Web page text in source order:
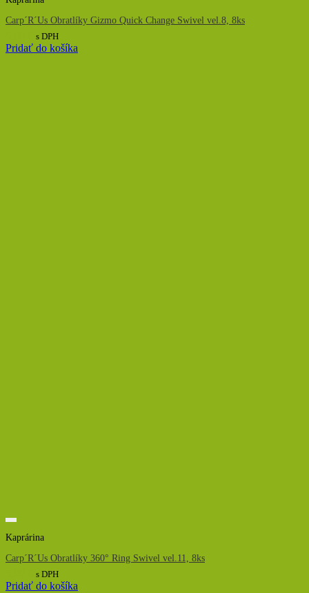
Carp´R´Us Obratlíky Gizmo Quick Change Swivel vel.8, 8ks
s DPH
Pridať do košíka
Kaprárina
Carp´R´Us Obratlíky 360° Ring Swivel vel.11, 8ks
s DPH
Pridať do košíka